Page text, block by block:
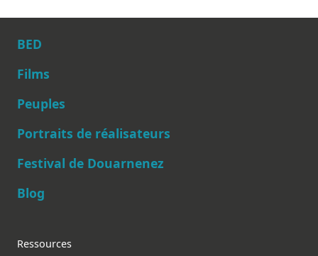
Main navigation
BED
Films
Peuples
Portraits de réalisateurs
Festival de Douarnenez
Blog
Footer
Ressources